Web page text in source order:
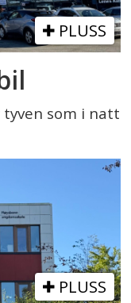
PLUSS
som i natt
PLUSS